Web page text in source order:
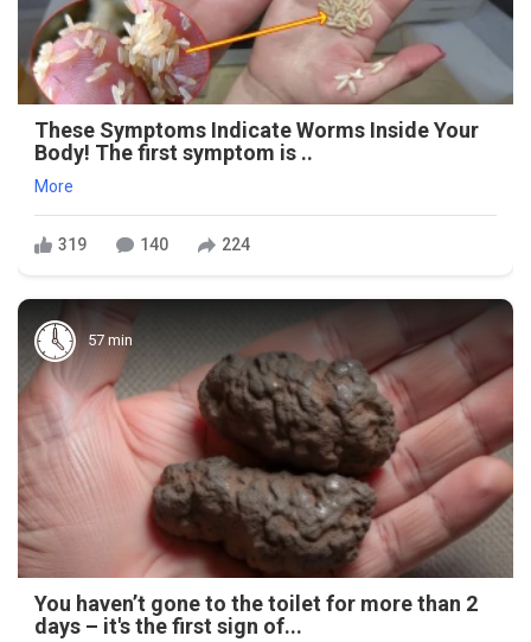
These Symptoms Indicate Worms Inside Your
Body! The first symptom is ..
More
319 140 224
57 min
You haven’t gone to the toilet for more than 2
days – it's the first sign of...